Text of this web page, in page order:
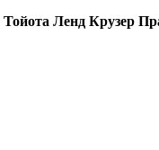
Тойота Ленд Крузер